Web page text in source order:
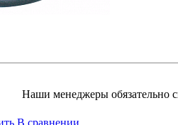
Наши менеджеры обязательно
В сравнении